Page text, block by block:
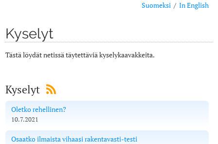
Suomeksi/ In English
Kyselyt
Tästä löydät netissä täytettäviä kyselykaavakkeita.
Kyselyt
Oletko rehellinen?
10.7.2021
Osaatko ilmaista vihaasi rakentavasti-testi